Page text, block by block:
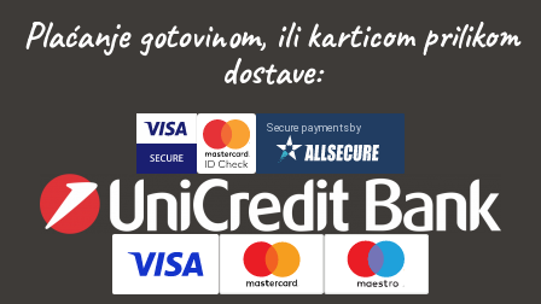
Plaćanje gotovinom, ili karticom prilikom
dostave: